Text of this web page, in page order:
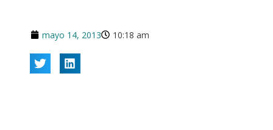
mayo 14, 2013 10:18 am